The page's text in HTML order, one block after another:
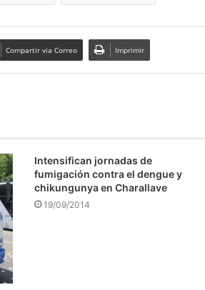
Compartir via Correo Imprimir
Intensifican jornadas de
fumigación contra el dengue y
chikungunya en Charallave
19/09/2014